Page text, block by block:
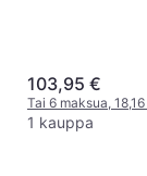
103,95 €
Tai 6 maksua,
1 kauppa